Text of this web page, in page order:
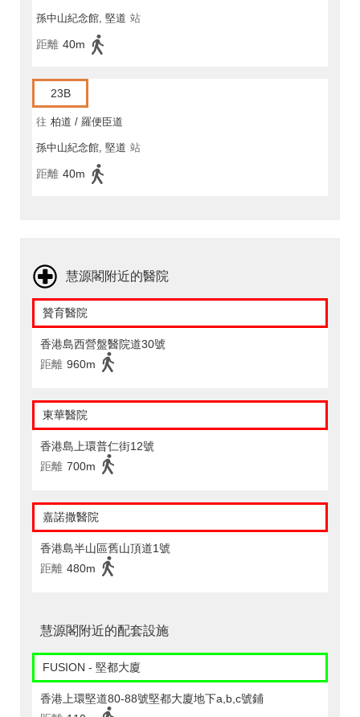
孫中山紀念館, 堅道 站
距離 40m
23B
往 柏道 / 羅便臣道
孫中山紀念館, 堅道 站
距離 40m
慧源閣附近的醫院
贊育醫院
香港島西營盤醫院道30號
距離 960m
東華醫院
香港島上環普仁街12號
距離 700m
嘉諾撒醫院
香港島半山區舊山頂道1號
距離 480m
慧源閣附近的配套設施
FUSION - 堅都大廈
香港上環堅道80-88號堅都大廈地下a,b,c號鋪